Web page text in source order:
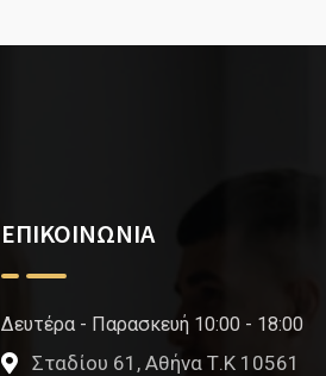
ΕΠΙΚΟΙΝΩΝΙΑ
Δευτέρα - Παρασκευή 10:00 - 18:00
Σταδίου 61, Αθήνα Τ.Κ 10561